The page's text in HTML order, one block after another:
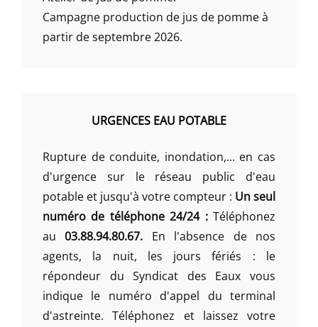
Campagne production de jus de pomme à
partir de septembre 2026.
URGENCES EAU POTABLE
Rupture de conduite, inondation,... en cas
d'urgence sur le réseau public d'eau
potable et jusqu'à votre compteur : Un seul
numéro de téléphone 24/24 :Téléphonez
au03.88.94.80.67. En l'absence de nos
agents, la nuit, les jours fériés : le
répondeur du Syndicat des Eaux vous
indique le numéro d'appel du terminal
d'astreinte. Téléphonez et laissez votre